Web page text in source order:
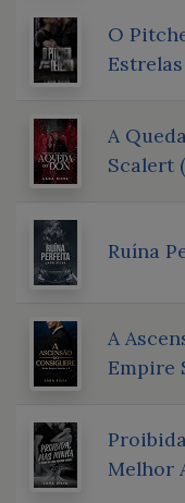
O
A
Scalert
Ruína
A
Empire
Melhor